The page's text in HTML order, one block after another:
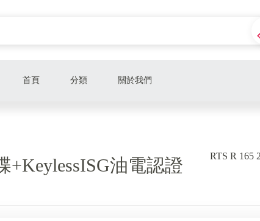
首頁 分類
時尚復古車種
關於我們
RTS R 165
+KeylessISG油電認證